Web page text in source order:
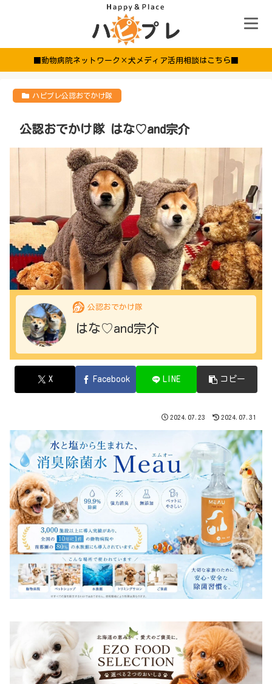
■動物病院ネットワーク×犬メディア活用相談はこちら■
ハピプレ公認おでかけ隊
公認おでかけ隊 はな♡and宗介
公認おでかけ隊
はな♡and宗介
X Facebook LINE コピー
2024.07.23 2024.07.31